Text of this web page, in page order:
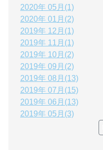
2020年 05月(1)
2020年 01月(2)
2019年 12月(1)
2019年 11月(1)
2019年 10月(2)
2019年 09月(2)
2019年 08月(13)
2019年 07月(15)
2019年 06月(13)
2019年 05月(3)